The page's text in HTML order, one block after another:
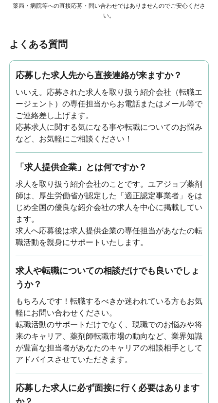
薬局・病院等への直接応募・問い合わせではありませんのでご安心くださ
い。
よくある質問
応募した求人先から直接連絡が来ますか？
いいえ。応募された求人を取り扱う紹介会社（転職エ
ージェント）の専任担当からお電話またはメール等で
ご連絡差し上げます。
応募求人に関する気になる事や転職についてのお悩み
など、お気軽にご相談ください！
「求人提供企業」とは何ですか？
求人を取り扱う紹介会社のことです。ユアジョブ薬剤
師は、厚生労働省が認定した「適正認定事業者」をは
じめ全国の優良な紹介会社の求人を中心に掲載してい
ます。
求人へ応募後は求人提供企業の専任担当があなたの転
職活動を親身にサポートいたします。
求人や転職についての相談だけでも良いでしょ
うか？
もちろんです！転職するべきか迷われている方もお気
軽にお問い合わせください。
転職活動のサポートだけでなく、現職でのお悩みや将
来のキャリア、薬剤師転職市場の動向など、業界知識
が豊富な担当者があなたのキャリアの相談相手として
アドバイスさせていただきます。
応募した求人に必ず面接に行く必要はあります